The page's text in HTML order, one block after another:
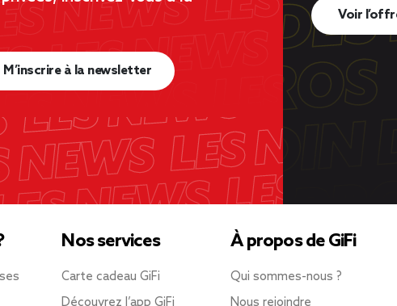
M’inscrire à la newsletter
Voir
Nos services
Carte cadeau GiFi
Découvrez l’app GiFi
À propos de GiFi
Qui sommes-nous ?
Nous rejoindre